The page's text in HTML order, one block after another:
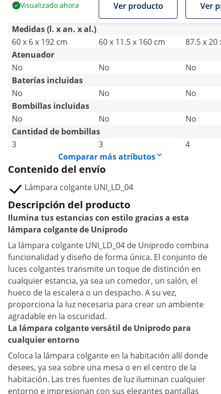
Visualizado ahora Ver producto Ver
Medidas (l. x an. x al.)
60 x 6 x 192 cm
60 x 11.5 x 160 cm
87.5 x 20
Atenuador
No
No
No
Baterías incluidas
No
No
No
Bombillas incluidas
No
No
No
Cantidad de bombillas
3
3
4
Comparar más atributos
Contenido del envío
Lámpara colgante UNI_LD_04
Descripción del producto
Ilumina tus estancias con estilo gracias a esta
lámpara colgante de Uniprodo
La lámpara colgante UNI_LD_04 de Uniprodo combina
funcionalidad y diseño de forma única. El conjunto de
luces colgantes transmite un toque de distinción en
cualquier estancia, ya sea un comedor, un salón, el
hueco de la escalera o un despacho. A su vez,
proporciona la luz necesaria para crear un ambiente
agradable en la oscuridad.
La lámpara colgante versátil de Uniprodo para
cualquier entorno
Coloca la lámpara colgante en la habitación allí donde
desees, ya sea sobre una mesa o en el centro de la
habitación. Las tres fuentes de luz iluminan cualquier
entorno e impresionan con sus elegantes pantallas